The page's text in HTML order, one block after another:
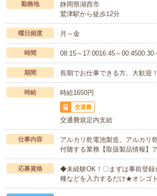
勤務地
静岡県湖西市
鷲津駅から徒歩12分
曜日頻度 月～金
時間 08:15～17:0016:45～00:4500:30
期間 長期でお仕事できる方、大歓迎！
時給 時給1650円
交通費
交通費規定内支給
仕事内容
アルカリ乾電池製造。アルカリ
付随する業務【取扱製品情報
応募資格
◆未経験OK！〇まずは事前登
種などを入力するだけ★オシゴ